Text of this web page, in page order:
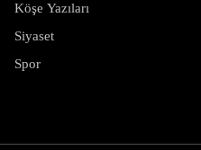
Köşe Yazıları
Siyaset
Spor